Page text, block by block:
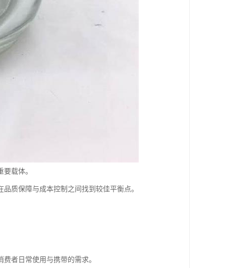
载体。
质保障与成本控制之间找到较佳平衡点。
者日常使用与携带的需求。